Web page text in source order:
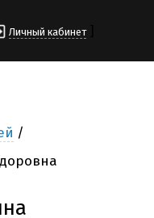
Личный кабинет